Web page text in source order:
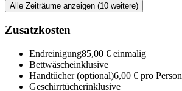
Alle Zeiträume anzeigen (10 weitere)
Zusatzkosten
Endreinigung85,00 € einmalig
Bettwäscheinklusive
Handtücher(optional)6,00 € pro Person
Geschirrtücherinklusive